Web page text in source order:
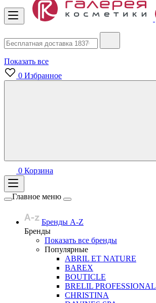
Показать все
0 Избранное
0 Корзина
Главное меню
Бренды A-Z
Бренды
Показать все бренды
Популярные
ABRIL ET NATURE
BAREX
BOUTICLE
BRELIL PROFESSIONAL
CHRISTINA